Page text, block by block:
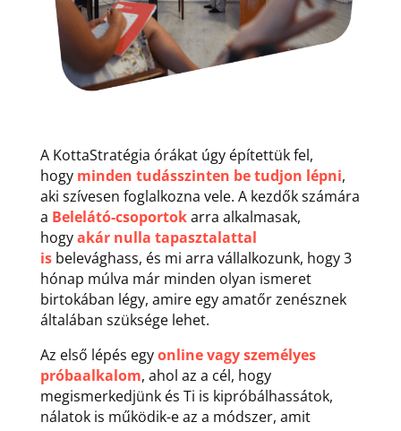
A KottaStratégia órákat úgy építettük fel,
hogy minden tudásszinten be tudjon lépni,
aki szívesen foglalkozna vele. A kezdők számára
a Belelátó-csoportokarra alkalmasak,
hogyakár nulla tapasztalattal
is belevághass, és mi arra vállalkozunk, hogy 3
hónap múlva már minden olyan ismeret
birtokában légy, amire egy amatőr zenésznek
általában szüksége lehet.
Az első lépés egyonline vagy személyes
próbaalkalom, ahol az a cél, hogy
megismerkedjünk és Ti is kipróbálhassátok,
nálatok is működik-e az a módszer, amit